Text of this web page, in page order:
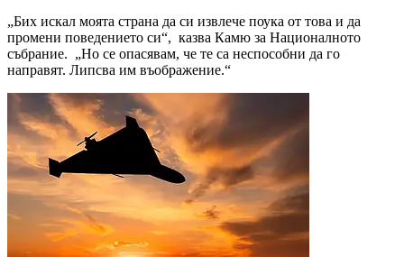
„Бих искал моята страна да си извлече поука от това и да
промени поведението си“, казва Камю за Националното
събрание. „Но се опасявам, че те са неспособни да го
направят. Липсва им въображение.“